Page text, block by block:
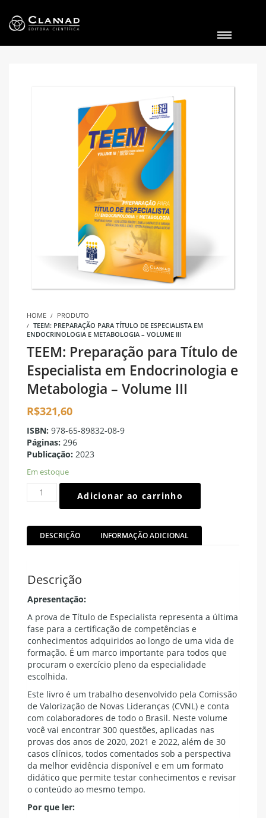
HOME
PRODUTO
TEEM: PREPARAÇÃO PARA TÍTULO DE ESPECIALISTA EM
ENDOCRINOLOGIA E METABOLOGIA – VOLUME III
TEEM: Preparação para Título de
Especialista em Endocrinologia e
Metabologia – Volume III
R$321,60
ISBN: 978-65-89832-08-9
Páginas: 296
Publicação: 2023
Em estoque
Adicionar ao carrinho
DESCRIÇÃO INFORMAÇÃO ADICIONAL
Descrição
Apresentação:
A prova de Título de Especialista representa a última
fase para a certificação de competências e
conhecimentos adquiridos ao longo de uma vida de
formação. É um marco importante para todos que
procuram o exercício pleno da especialidade
escolhida.
Este livro é um trabalho desenvolvido pela Comissão
de Valorização de Novas Lideranças (CVNL) e conta
com colaboradores de todo o Brasil. Neste volume
você vai encontrar 300 questões, aplicadas nas
provas dos anos de 2020, 2021 e 2022, além de 30
casos clínicos, todos comentados sob a perspectiva
da melhor evidência disponível e em um formato
didático que permite testar conhecimentos e revisar
o conteúdo ao mesmo tempo.
Por que ler: